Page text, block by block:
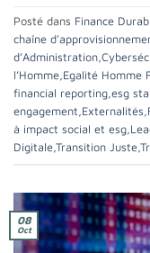
Posté dans Finance
chaîne
d’Administration,
l’Homme,Egalité Homme
financial reporting,esg
engagement,Externalités,
à impact social et esg,
Digitale,Transition Juste,
08
Oct